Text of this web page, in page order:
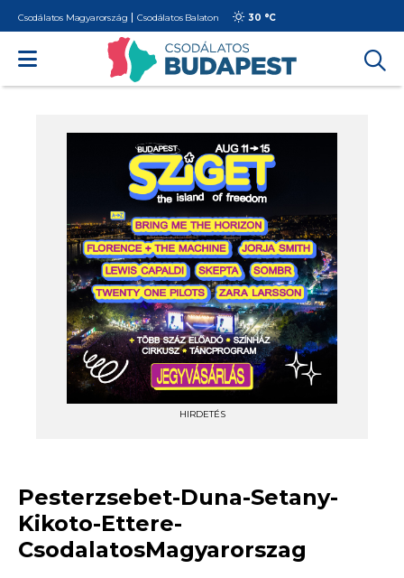
Csodálatos Magyarország Csodálatos Balaton 30 °C
HIRDETÉS
Pesterzsebet-Duna-Setany-
Kikoto-Ettere-
CsodalatosMagyarorszag